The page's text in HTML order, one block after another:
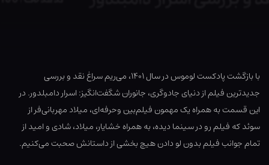
با بازگشت پادکست لوموس در سال ۱۴۰۱، می‌ریم سراغ نقد و بررسی
جدیدترین فیلم از دنیای جادوگری، جانوران شگفت‌انگیز: اسرار دامبلدور. در
این قسمت به همراه یک مهمون فیلم‌بین وحرفه‌ای، میلاد مهربانی‌فر از
سوئد که فیلم رو در سینما دیده، به همراه خشایار، میلاد، شادی و امید از
تمام جوانب فیلم بدون لو دادن هیچ بخشی از داستانش صحبت می‌کنیم.